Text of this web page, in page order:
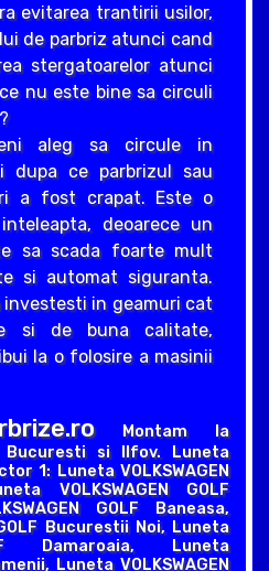
evitarea trantirii usilor,
de parbriz atunci cand
stergatoarelor atunci
nu este bine sa circuli
aleg sa circule in
dupa ce parbrizul sau
a fost crapat. Este o
deoarece un
sa scada foarte mult
si automat siguranta.
investesti in geamuri cat
si de buna calitate,
la o folosire a masinii
Montam la
si Ilfov. Luneta
1: Luneta VOLKSWAGEN
VOLKSWAGEN GOLF
GOLF Baneasa,
Bucurestii Noi, Luneta
Damaroaia, Luneta
Luneta VOLKSWAGEN